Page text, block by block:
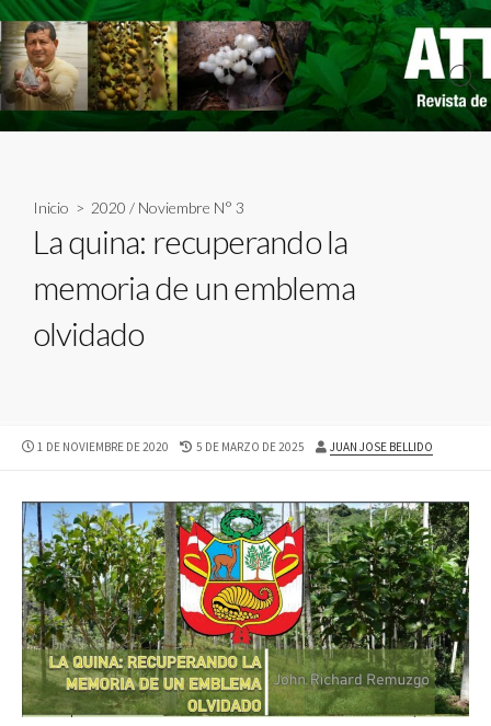
Skip
to
content
Inicio > 2020 / Noviembre N° 3
La quina: recuperando la
memoria de un emblema
olvidado
PUBLISHED
1 DE NOVIEMBRE DE 2020
LAST
5 DE MARZO DE 2025 AUTHOR
JUAN JOSE BELLIDO